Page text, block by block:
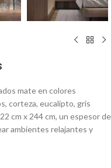
mate en colores
corteza, eucalipto, gris
cm x 244 cm, un espesor de
ambientes relajantes y